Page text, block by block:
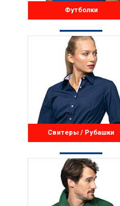
Футболки
Свитеры / Рубашки